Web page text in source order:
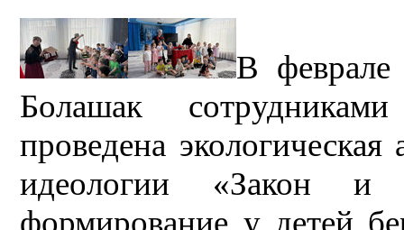
В
Болашак
проведена
идеологии «Закон
формирование у детей